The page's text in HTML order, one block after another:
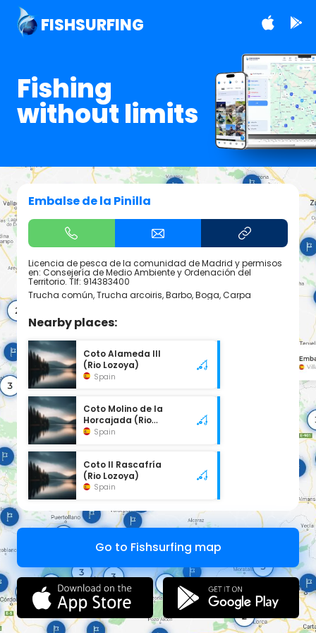
FISHSURFING
Fishing
without limits
Embalse de la Pinilla
Licencia de pesca de la comunidad de Madrid y permisos
en: Consejería de Medio Ambiente y Ordenación del
Territorio. Tlf: 914383400
Trucha común, Trucha arcoiris, Barbo, Boga, Carpa
Nearby places:
Coto Alameda III
(Rio Lozoya)
Spain
Coto Molino de la
Horcajada (Rio
Lozoya)
Spain
Coto II Rascafría
(Rio Lozoya)
Spain
Go to Fishsurfing map